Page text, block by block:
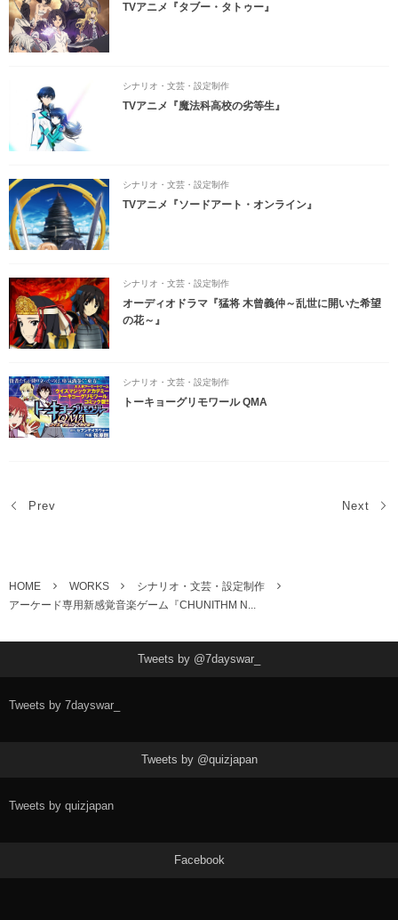
TVアニメ『タブー・タトゥー』
シナリオ・文芸・設定制作
TVアニメ『魔法科高校の劣等生』
シナリオ・文芸・設定制作
TVアニメ『ソードアート・オンライン』
シナリオ・文芸・設定制作
オーディオドラマ『猛将 木曾義仲～乱世に開いた希望
の花～』
シナリオ・文芸・設定制作
トーキョーグリモワール QMA
Prev Next
HOME WORKS
シナリオ・文芸・設定制作
アーケード専用新感覚音楽ゲーム『CHUNITHM N...
Tweets by @7dayswar_
Tweets by 7dayswar_
Tweets by @quizjapan
Tweets by quizjapan
Facebook